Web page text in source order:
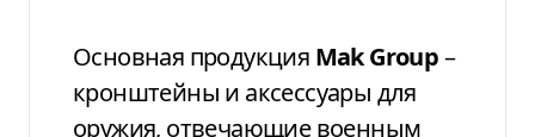
Основная продукция Mak Group–
кронштейны и аксессуары для
оружия, отвечающие военным